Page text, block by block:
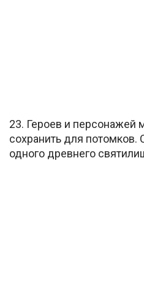
23. Героев и персонажей
сохранить для
одного древнего